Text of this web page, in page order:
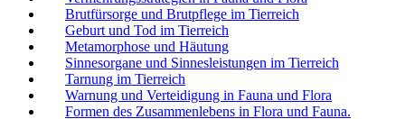
Brutfürsorge und Brutpflege im Tierreich
Geburt und Tod im Tierreich
Metamorphose und Häutung
Sinnesorgane und Sinnesleistungen im Tierreich
Tarnung im Tierreich
Warnung und Verteidigung in Fauna und Flora
Formen des Zusammenlebens in Flora und Fauna.